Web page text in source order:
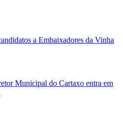
a Embaixadores da Vinha
Municipal do Cartaxo entra em